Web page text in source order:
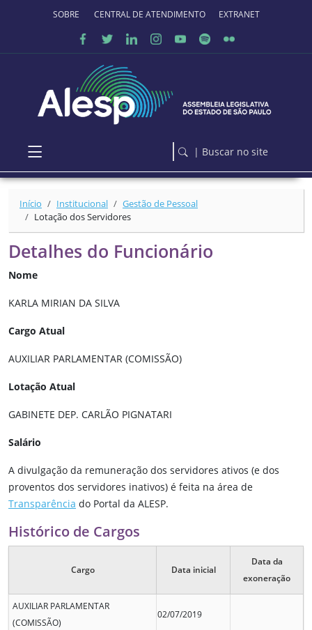
Ir para o conteúdo principal
SOBRE O PORTALCENTRAL DE ATENDIMENTO EXTRANET
| Buscar no site
Início Institucional
Gestão de Pessoal
Lotação dos Servidores
Detalhes do Funcionário
Nome
KARLA MIRIAN DA SILVA
Cargo Atual
AUXILIAR PARLAMENTAR (COMISSÃO)
Lotação Atual
GABINETE DEP. CARLÃO PIGNATARI
Salário
A divulgação da remuneração dos servidores ativos (e dos
proventos dos servidores inativos) é feita na área de
Transparência do Portal da ALESP.
Histórico de Cargos
Cargo Data inicial
Data da
exoneração
AUXILIAR PARLAMENTAR
(COMISSÃO)
02/07/2019